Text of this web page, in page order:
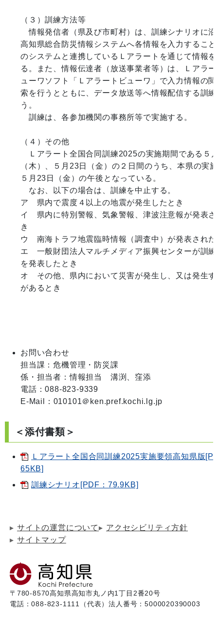
（３）訓練方法等
情報発信者（県及び市町村）は、訓練シナリオに沿
高知県総合防災情報システムへ各情報を入力するこ
のシステムと連携しているＬアラートを通じて情報
る。また、情報伝達者（放送事業者等）は、Ｌアラ
ューワソフト「Ｌアラートビューワ」で入力情報の
索を行うとともに、データ放送等へ情報配信する訓
う。
訓練は、各参加機関の事務所等で実施する。
（４）その他
Ｌアラート全国合同訓練2025の実施期間である５
（木）、５月23日（金）の２日間のうち、本県の実
５月23日（金）の午後となっている。
なお、以下の場合は、訓練を中止する。
ア　県内で震度４以上の地震が発生したとき
イ　県内に特別警報、気象警報、津波注意報が発表
き
ウ　南海トラフ地震臨時情報（調査中）が発表され
エ　一般財団法人マルチメディア振興センターが訓
を発表したとき
オ　その他、県内において災害が発生し、又は発生
があるとき
お問い合わせ
担当課：危機管理・防災課
係・担当者：情報担当　溝渕、窪添
電話：088-823-9339
＜添付書類＞
Ｌアラート全国合同訓練2025実施要領高知県版
65KB]
訓練シナリオ[PDF：79.9KB]
サイトの運営について
アクセシビリティ方針
サイトマップ
〒780-8570高知県高知市丸ノ内1丁目2番20号
電話：088-823-1111（代表）法人番号：5000020390003